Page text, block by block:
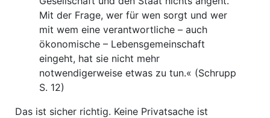
Mit der Frage, wer für wen sorgt und wer
mit wem eine verantwortliche – auch
ökonomische – Lebensgemeinschaft
eingeht, hat sie nicht mehr
notwendigerweise etwas zu tun.« (Schrupp
S. 12)
Das ist sicher richtig. Keine Privatsache ist